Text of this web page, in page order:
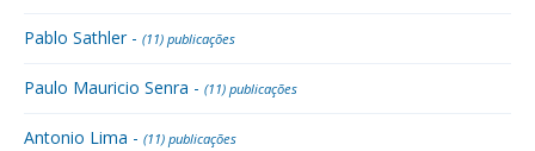
Pablo Sathler - (11) publicações
Paulo Mauricio Senra - (11) publicações
Antonio Lima - (11) publicações